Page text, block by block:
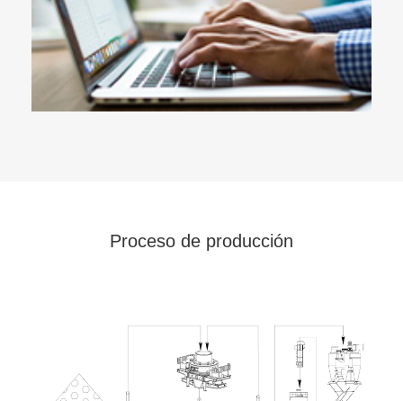
Proceso de producción